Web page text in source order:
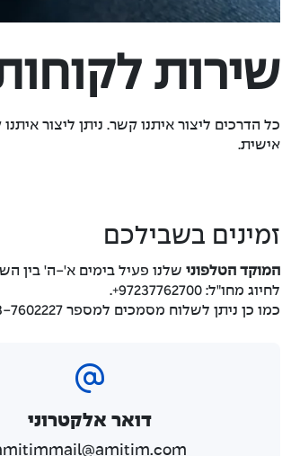
שירות
כל הדרכים ליצור איתנו קשר. ניתן ליצור
אישית.
זמינים בשבילכם
המוקד הטלפוני שלנו פעיל בימים א'-ה' בין השעות 08:30-16:00 בטלפון
לחיוג מחו"ל: 97237762700+.
כמו כן ניתן לשלוח מסמכים למספר 03-7602227.
דואר אלקטרוני